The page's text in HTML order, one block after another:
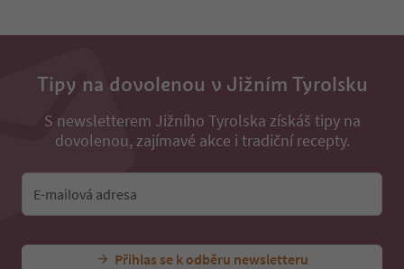
Tipy na dovolenou v Jižním Tyrolsku
S newsletterem Jižního Tyrolska získáš tipy na
dovolenou, zajímavé akce i tradiční recepty.
E-mailová adresa
Přihlas se k odběru newsletteru